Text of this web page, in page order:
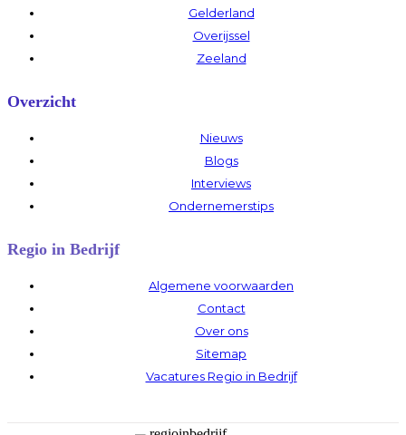
Gelderland
Overijssel
Zeeland
Overzicht
Nieuws
Blogs
Interviews
Ondernemerstips
Regio in Bedrijf
Algemene voorwaarden
Contact
Over ons
Sitemap
Vacatures Regio in Bedrijf